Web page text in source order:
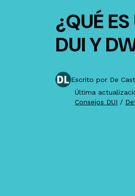
¿QUÉ
DUI Y
Escrito por De
Última
Consejos DUI /